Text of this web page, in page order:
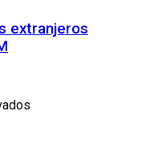
extranjeros